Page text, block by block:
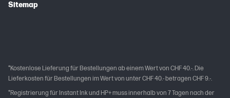
Sitemap
*Kostenlose Lieferung für Bestellungen ab einem Wert von CHF 40.-. Die
Lieferkosten für Bestellungen im Wert von unter CHF 40.- betragen CHF 9.-.
*Registrierung für Instant Ink und HP+ muss innerhalb von 7 Tagen nach der